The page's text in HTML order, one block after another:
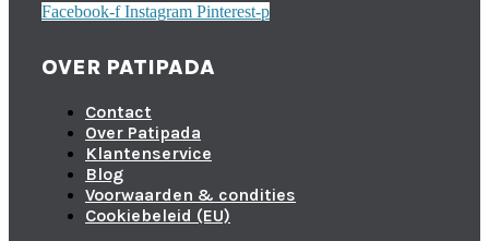
Facebook-f Instagram Pinterest-p
OVER PATIPADA
Contact
Over Patipada
Klantenservice
Blog
Voorwaarden & condities
Cookiebeleid (EU)